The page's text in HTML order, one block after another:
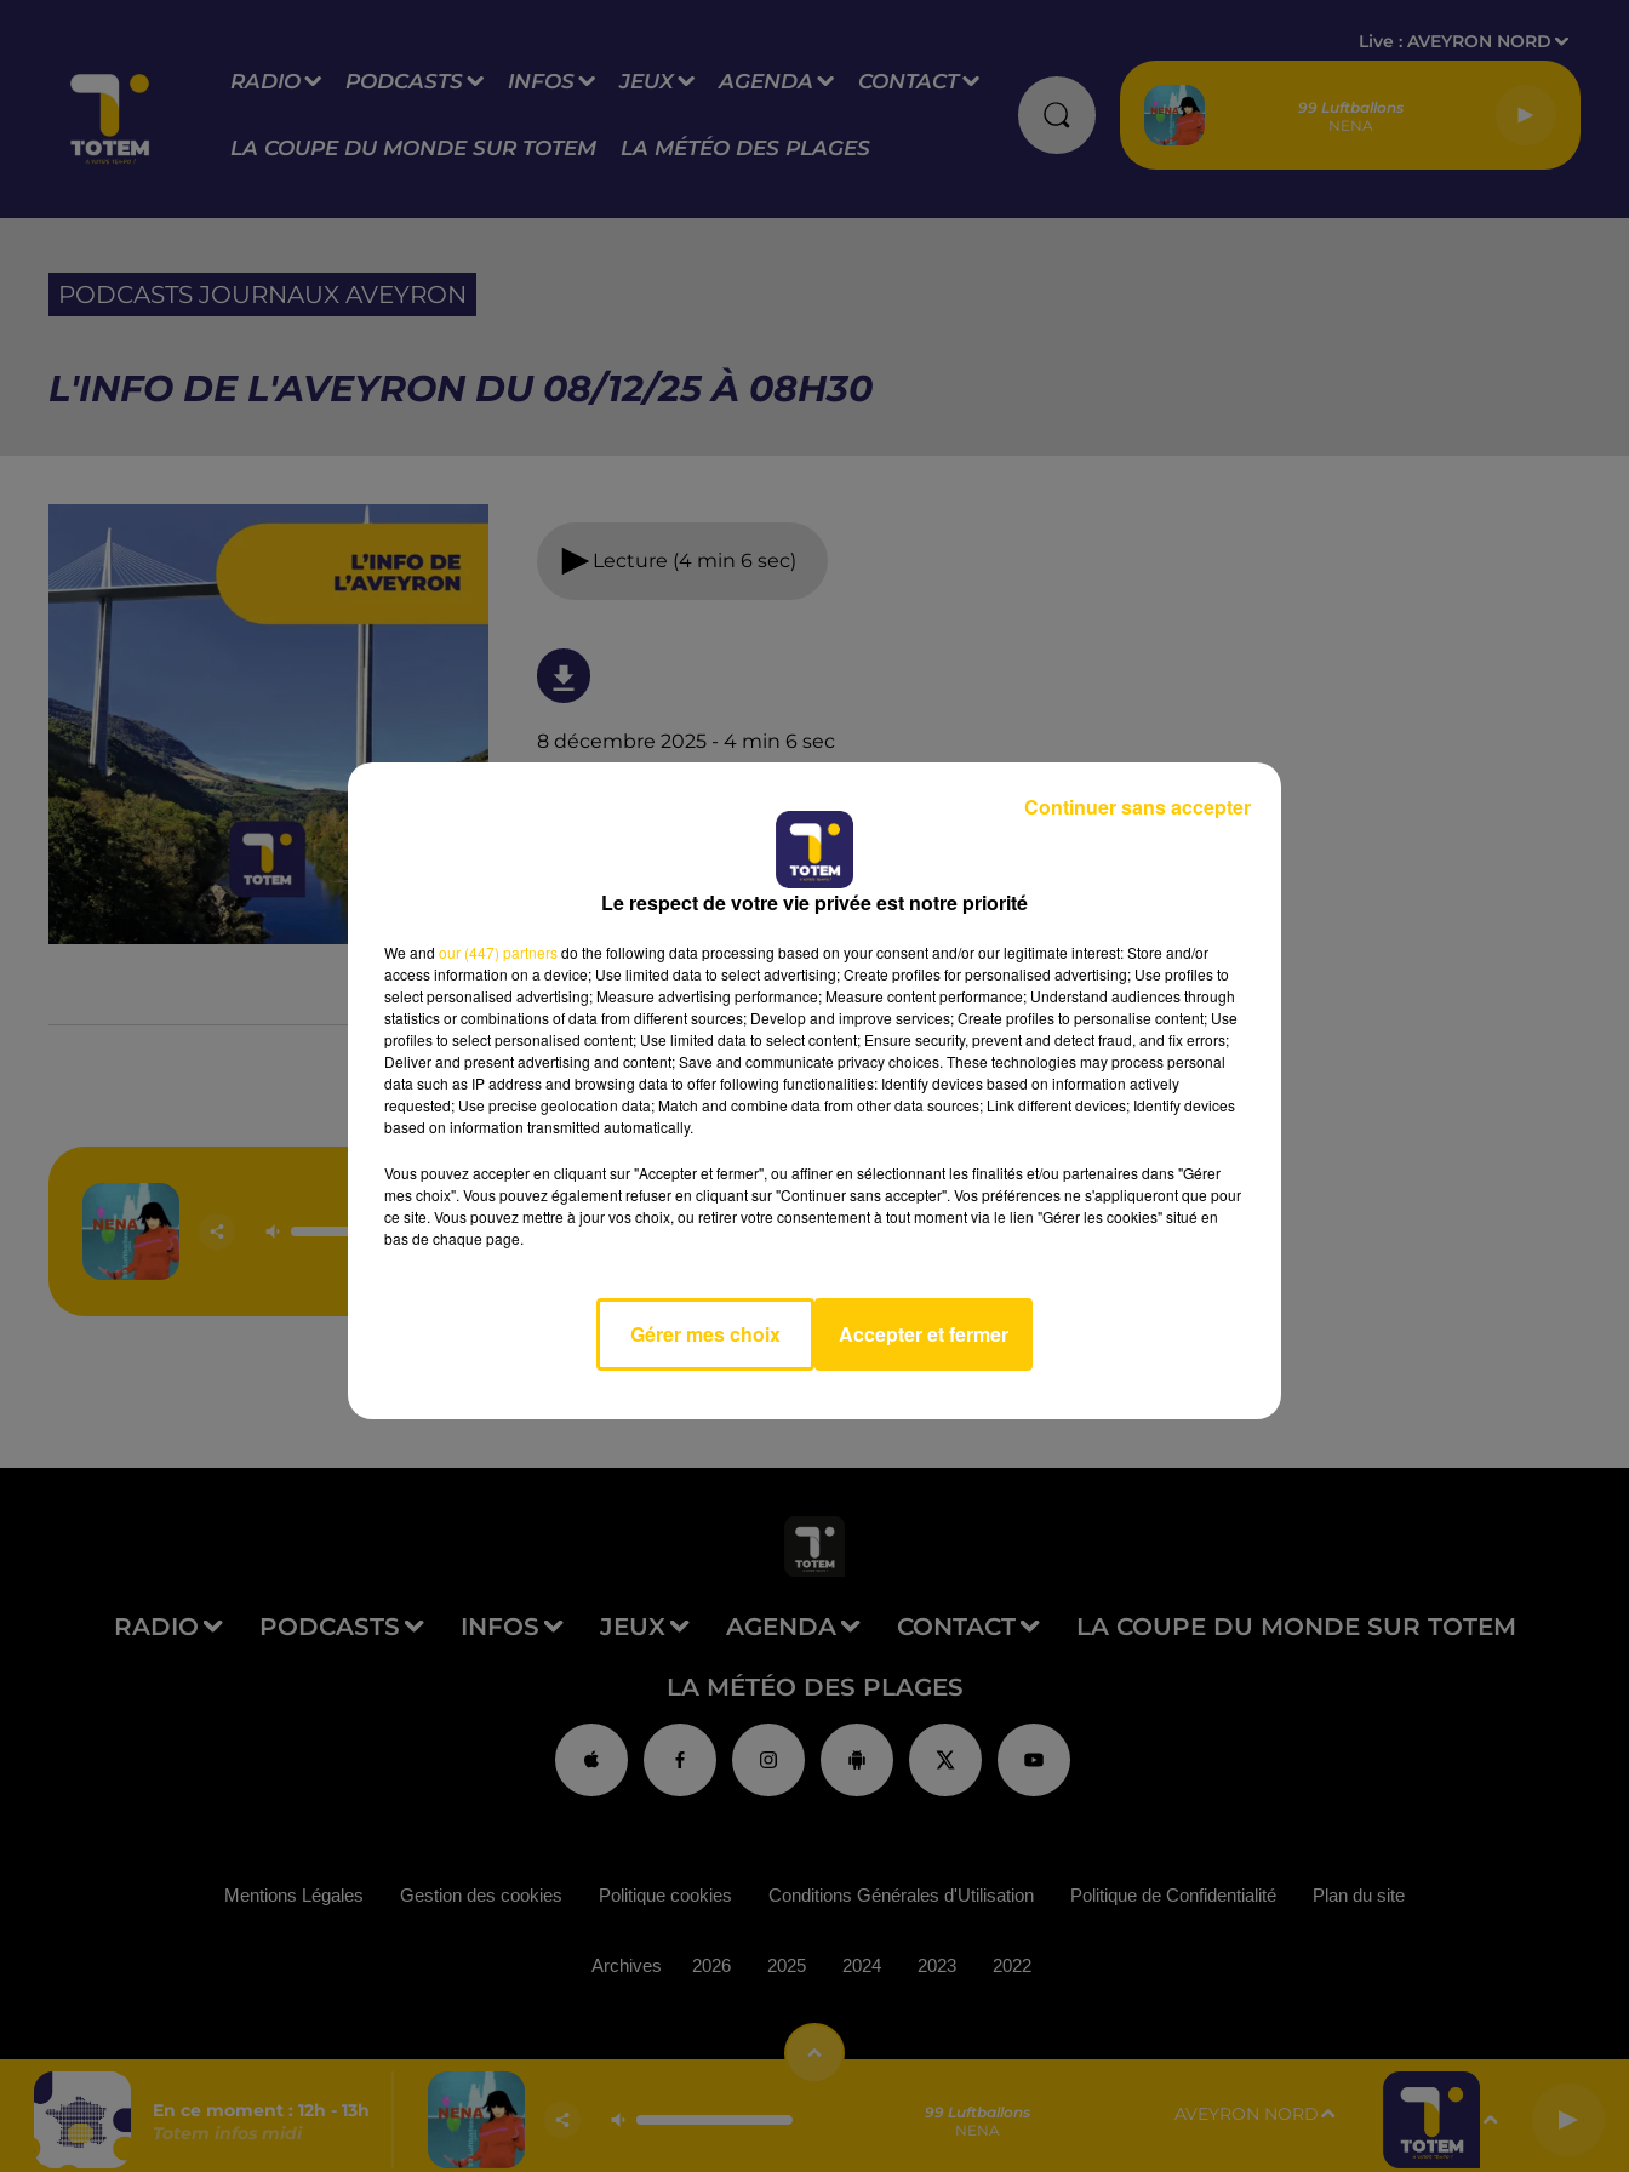
RADIO PODCASTS INFOS JEUX AGENDA CONTACT
LA COUPE DU MONDE SUR TOTEM LA MÉTÉO DES PLAGES
Live :AVEYRON NORD
99 Luftballons
NENA
PODCASTS JOURNAUX AVEYRON
L'INFO DE L'AVEYRON DU 08/12/25 À 08H30
Lecture (4 min 6 sec)
8 décembre 2025 - 4 min 6 sec
99 Luftballons
NENA
AVEYRON NORD
RADIO PODCASTS INFOS JEUX AGENDA CONTACT LA COUPE DU MONDE SUR TOTEM
LA MÉTÉO DES PLAGES
En ce moment : 12h - 13h
Totem infos midi
99 Luftballons
NENA
AVEYRON NORD
Mentions Légales Gestion des cookies Politique cookies Conditions Générales d'Utilisation Politique de Confidentialité Plan du site
Archives 2026 2025 2024 2023 2022
Le respect de votre vie privée est notre priorité
We and our (447) partnersdo the following data processing based on your consent and/or our legitimate interest: Store and/or
access information on a device; Use limited data to select advertising; Create profiles for personalised advertising; Use profiles to
select personalised advertising; Measure advertising performance; Measure content performance; Understand audiences through
statistics or combinations of data from different sources; Develop and improve services; Create profiles to personalise content; Use
profiles to select personalised content; Use limited data to select content; Ensure security, prevent and detect fraud, and fix errors;
Deliver and present advertising and content; Save and communicate privacy choices. These technologies may process personal
data such as IP address and browsing data to offer following functionalities: Identify devices based on information actively
requested; Use precise geolocation data; Match and combine data from other data sources; Link different devices; Identify devices
based on information transmitted automatically.
Vous pouvez accepter en cliquant sur "Accepter et fermer", ou affiner en sélectionnant les finalités et/ou partenaires dans "Gérer
mes choix". Vous pouvez également refuser en cliquant sur "Continuer sans accepter". Vos préférences ne s'appliqueront que pour
ce site. Vous pouvez mettre à jour vos choix, ou retirer votre consentement à tout moment via le lien "Gérer les cookies" situé en
bas de chaque page.
Gérer mes choix Accepter et fermer
Continuer sans accepter